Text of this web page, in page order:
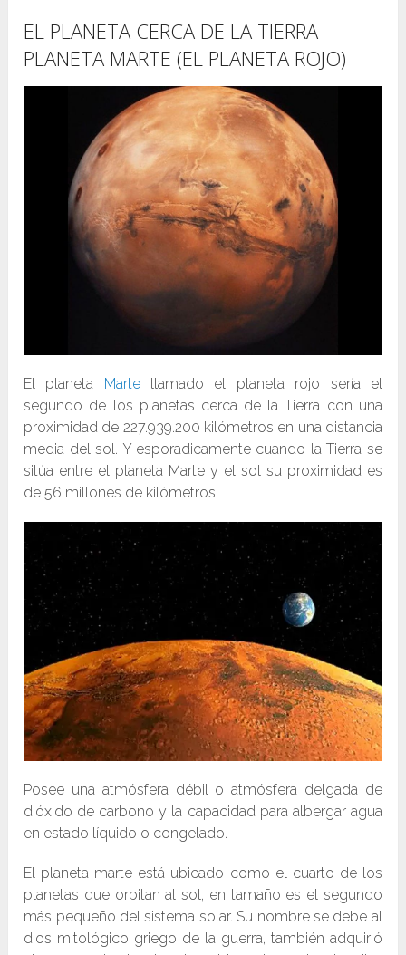
EL PLANETA CERCA DE LA TIERRA –
PLANETA MARTE (EL PLANETA ROJO)
El planeta Martellamado el planeta rojo sería el
segundo de los planetas cerca de la Tierra con una
proximidad de 227.939.200 kilómetros en una distancia
media del sol. Y esporadicamente cuando la Tierra se
sitúa entre el planeta Marte y el sol su proximidad es
de 56 millones de kilómetros.
Posee una atmósfera débil o atmósfera delgada de
dióxido de carbono y la capacidad para albergar agua
en estado líquido o congelado.
El planeta marte está ubicado como el cuarto de los
planetas que orbitan al sol, en tamaño es el segundo
más pequeño del sistema solar. Su nombre se debe al
dios mitológico griego de la guerra, también adquirió